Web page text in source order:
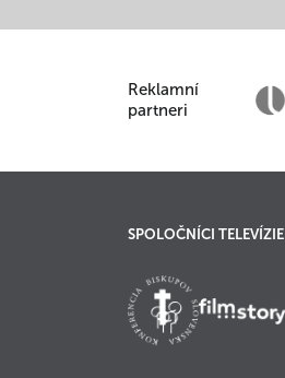
Reklamní
partneri
SPOLOČNÍCI TELEVÍZIE